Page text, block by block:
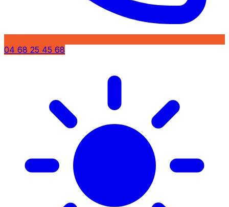
04 68 25 45 68